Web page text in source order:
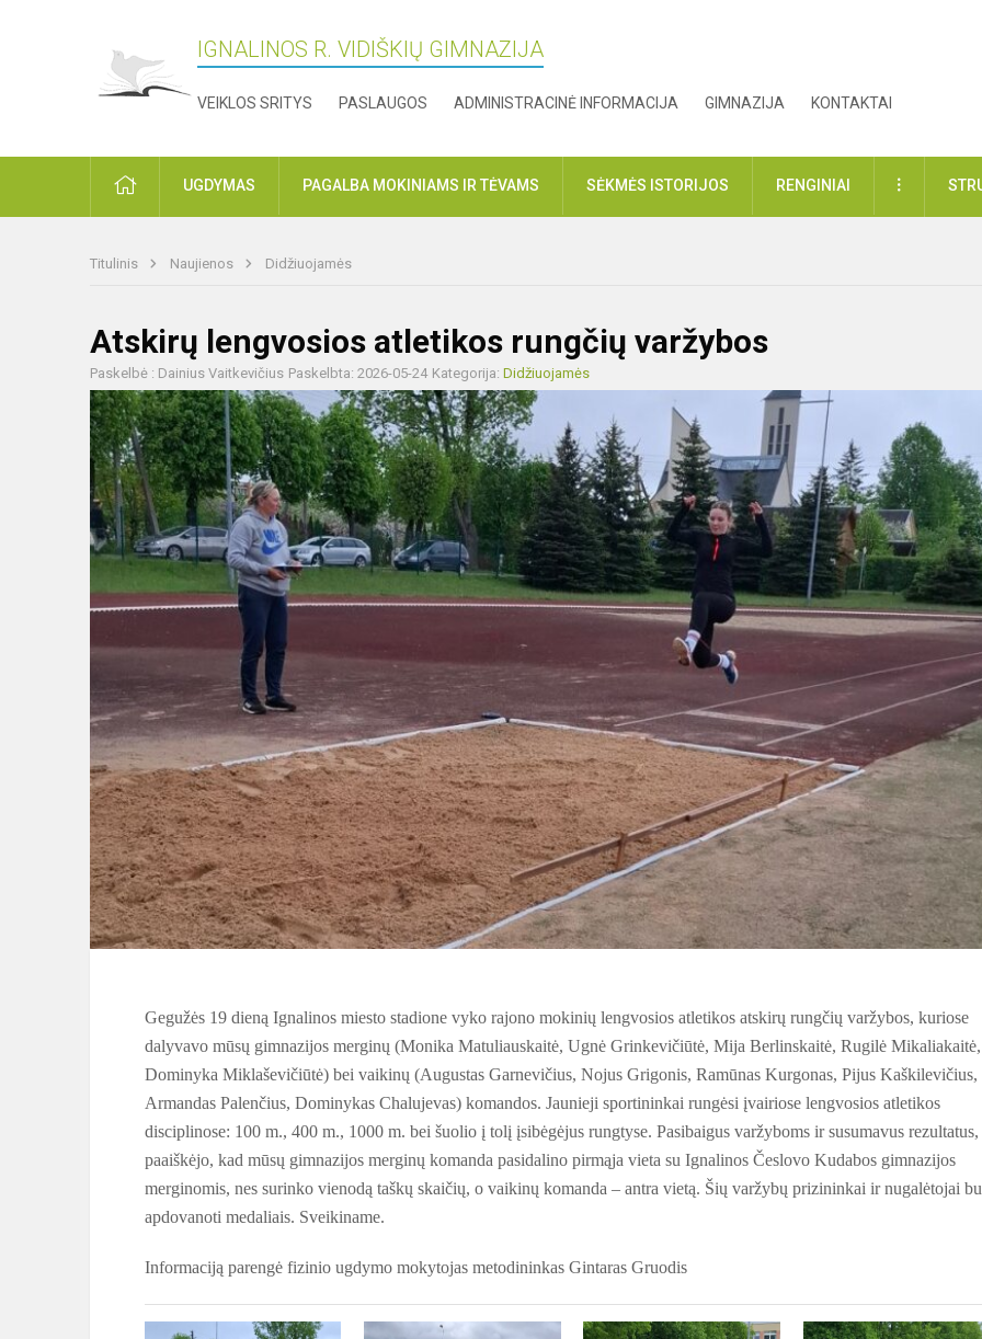
IGNALINOS R. VIDIŠKIŲ GIMNAZIJA
VEIKLOS SRITYS PASLAUGOS ADMINISTRACINĖ INFORMACIJA GIMNAZIJA KONTAKTAI
PRADŽIAUGDYMAS PAGALBA MOKINIAMS IR TĖVAMS SĖKMĖS ISTORIJOS RENGINIAI DAUGIAU
Titulinis Naujienos Didžiuojamės
Atskirų lengvosios atletikos rungčių varžybos
Paskelbė : Dainius Vaitkevičius Paskelbta: 2026-05-24 Kategorija: Didžiuojamės
Gegužės 19 dieną Ignalinos miesto stadione vyko rajono mokinių lengvosios atletikos atskirų rungčių varžybos, kuriose
dalyvavo mūsų gimnazijos merginų (Monika Matuliauskaitė, Ugnė Grinkevičiūtė, Mija Berlinskaitė, Rugilė Mikaliakaitė,
Dominyka Miklaševičiūtė) bei vaikinų (Augustas Garnevičius, Nojus Grigonis, Ramūnas Kurgonas, Pijus Kaškilevičius,
Armandas Palenčius, Dominykas Chalujevas) komandos. Jaunieji sportininkai rungėsi įvairiose lengvosios atletikos
disciplinose: 100 m., 400 m., 1000 m. bei šuolio į tolį įsibėgėjus rungtyse. Pasibaigus varžyboms ir susumavus rezultatus,
paaiškėjo, kad mūsų gimnazijos merginų komanda pasidalino pirmąja vieta su Ignalinos Česlovo Kudabos gimnazijos
merginomis, nes surinko vienodą taškų skaičių, o vaikinų komanda – antra vietą. Šių varžybų prizininkai ir nugalėtojai
apdovanoti medaliais. Sveikiname.
Informaciją parengė fizinio ugdymo mokytojas metodininkas Gintaras Gruodis